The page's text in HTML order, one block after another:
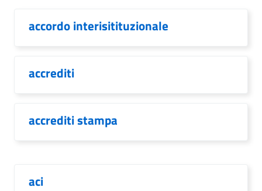
accordo interisitituzionale
accrediti
accrediti stampa
aci